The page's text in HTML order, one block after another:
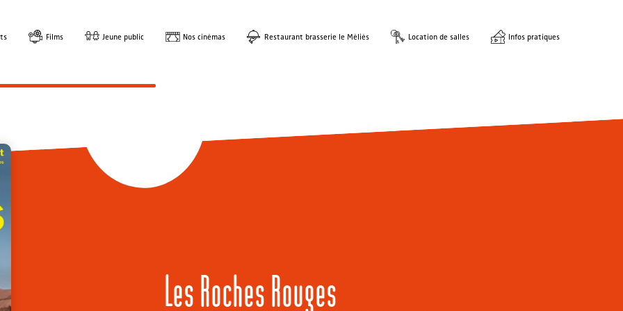
Films Jeune public Nos cinémas Restaurant brasserie le Méliès Location de salles Infos pratiques
Les Roches Rouges